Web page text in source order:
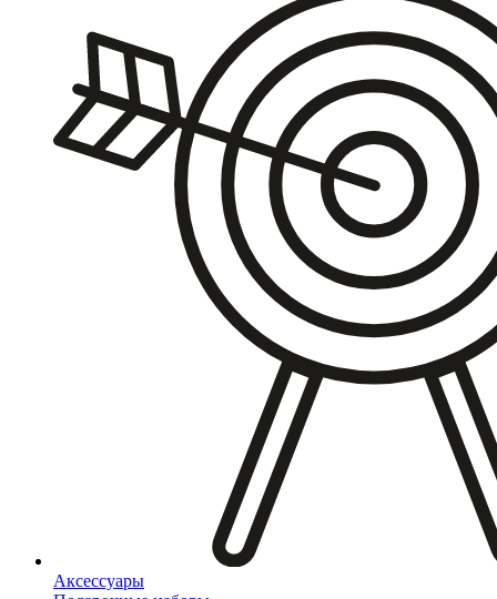
Аксессуары